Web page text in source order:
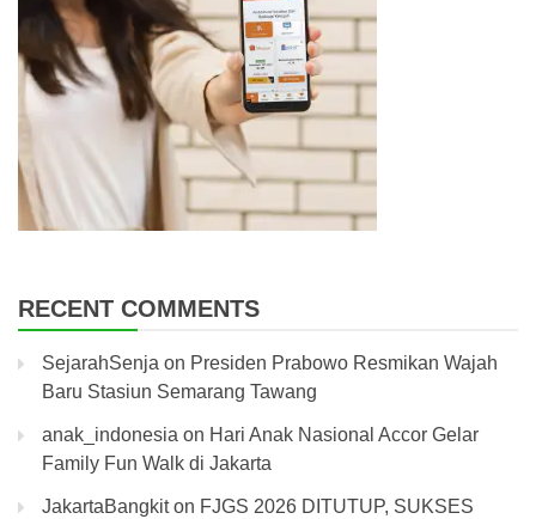
RECENT COMMENTS
SejarahSenja on Presiden Prabowo Resmikan Wajah
Baru Stasiun Semarang Tawang
anak_indonesia on Hari Anak Nasional Accor Gelar
Family Fun Walk di Jakarta
JakartaBangkiton FJGS 2026 DITUTUP, SUKSES